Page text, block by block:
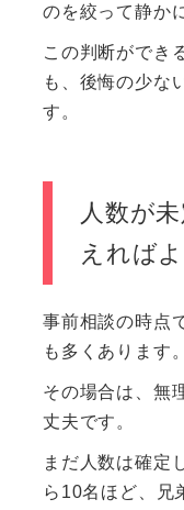
のを絞って静か
この判断ができ
も、後悔の少な
す。
人数が
えれば
事前相談の時点
も多くあります。
その場合は、無
丈夫です。
まだ人数は確定
ら10名ほど、兄